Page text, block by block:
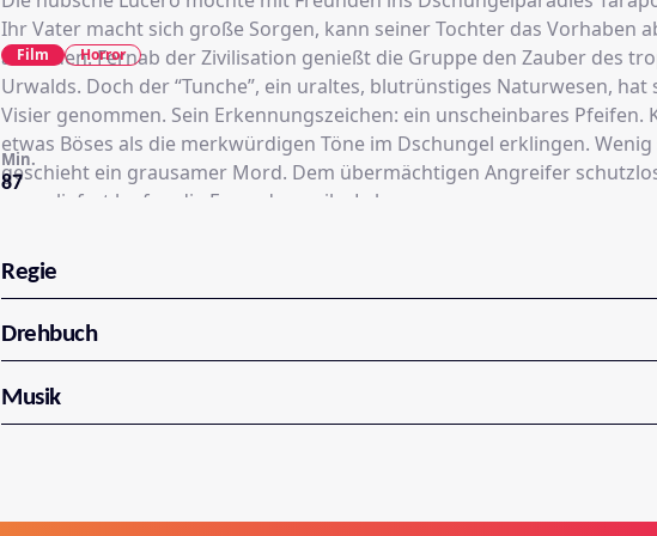
Ihr Vater macht sich große Sorgen, kann seiner Tochter das Vorhaben
ausreden. Fernab der Zivilisation genießt die Gruppe den Zauber des
Urwalds. Doch der “Tunche”, ein uraltes, blutrünstiges Naturwesen, hat
Visier genommen. Sein Erkennungszeichen: ein unscheinbares Pfeifen.
etwas Böses als die merkwürdigen Töne im Dschungel erklingen.
geschieht ein grausamer Mord. Dem übermächtigen Angreifer
ausgeliefert laufen die Freunde um ihr Leben.
87
Min.
Film Horror
Regie
Drehbuch
Musik